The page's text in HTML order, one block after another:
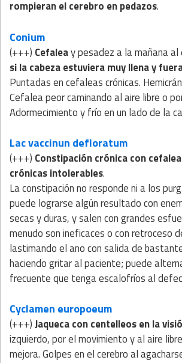
rompieran el cerebro en pedazos.
Conium
(+++) Cefaleay pesadez a la mañana
si la cabeza estuviera muy llena y
Puntadas en cefaleas crónicas.
Cefalea peor caminando al aire libre o
Adormecimiento y frío en un lado de la
Lac vaccinun defloratum
(+++) Constipación crónica con
crónicas intolerables.
La constipación no responde ni a los
puede lograrse algún resultado con
secas y duras, y salen con grandes
menudo son ineficaces o con retroceso
lastimando el ano con salida de
haciendo gritar al paciente; puede
frecuente que tenga escalofríos al
Cyclamen europoeum
(+++)Jaqueca con centelleos en la
izquierdo, por el movimiento y al aire
mejora. Golpes en el cerebro al